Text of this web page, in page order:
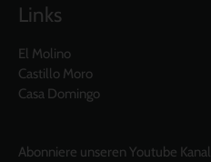
Links
El Molino
Castillo Moro
Casa Domingo
Abonniere unseren Youtube Kanal